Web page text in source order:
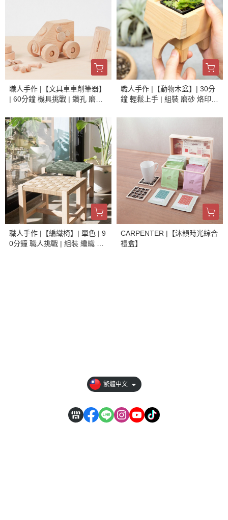
職人手作 |【文具車車削筆器】
| 60分鐘 機具挑戰 | 鑽孔 磨砂
職人手作 |【動物木盆】| 30分
鐘 輕鬆上手 | 組裝 磨砂 烙印 |
職人手作 |【編織椅】| 單色 | 9
0分鐘 職人挑戰 | 組裝 編織 烙
CARPENTER |【沐韻時光綜合
禮盒】
繁體中文